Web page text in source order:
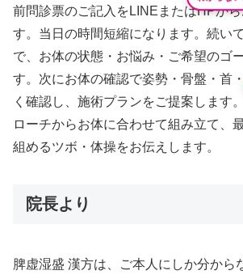
前問診票のご記入をLINEまたはHPか
す。当日の時間短縮になります。続い
で、お体の状態・お悩み・ご希望のゴ
す。次にお体の確認で姿勢・骨盤・首
く確認し、施術プランをご提案します
ローチからお体に合わせて組み立て、
組めるツボ・体操をお伝えします。
院長より
脾虚湿盛 漢方は、ご本人にしか分から